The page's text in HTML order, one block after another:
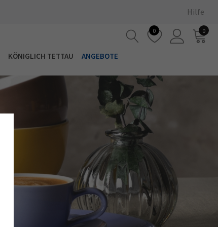
Hilfe
KÖNIGLICH TETTAU ANGEBOTE
0 0